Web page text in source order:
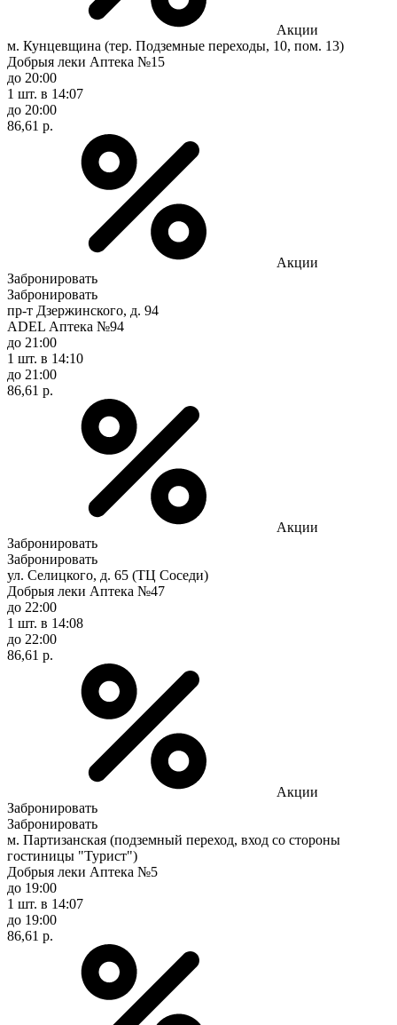
Акции
м. Кунцевщина (тер. Подземные переходы, 10, пом. 13)
Добрыя леки Аптека №15
до 20:00
1 шт. в 14:07
до 20:00
86,61 р.
Акции
Забронировать
Забронировать
пр-т Дзержинского, д. 94
ADEL Аптека №94
до 21:00
1 шт. в 14:10
до 21:00
86,61 р.
Акции
Забронировать
Забронировать
ул. Селицкого, д. 65 (ТЦ Соседи)
Добрыя леки Аптека №47
до 22:00
1 шт. в 14:08
до 22:00
86,61 р.
Акции
Забронировать
Забронировать
м. Партизанская (подземный переход, вход со стороны
гостиницы "Турист")
Добрыя леки Аптека №5
до 19:00
1 шт. в 14:07
до 19:00
86,61 р.